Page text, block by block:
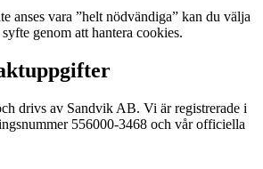
anses vara ”helt nödvändiga” kan du välja
genom att hantera cookies.
drivs av Sandvik AB. Vi är registrerade i
556000-3468 och vår officiella